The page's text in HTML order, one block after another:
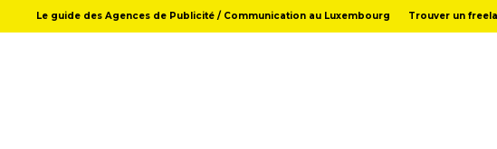
Le guide des Agences de Publicité / Communication au Luxembourg Trouver un